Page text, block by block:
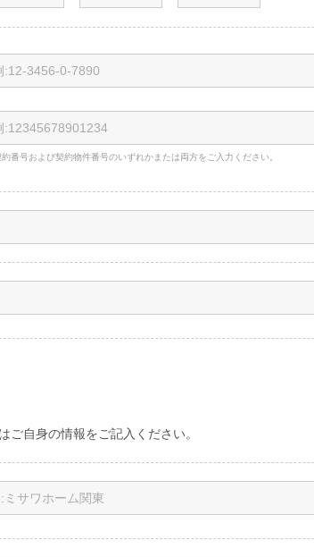
番号および契約物件番号のいずれかまたは両方をご入力ください。
自身の情報をご記入ください。